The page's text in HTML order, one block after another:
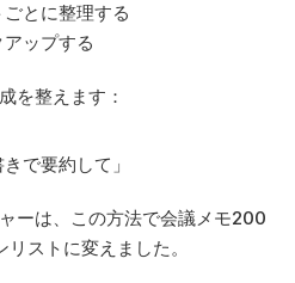
とに整理する
ップする
を整えます：
で要約して」
ーは、この方法で会議メモ200
ストに変えました。